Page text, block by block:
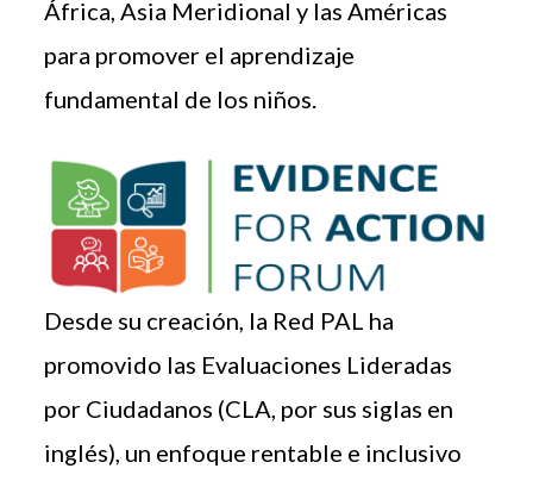
África, Asia Meridional y las Américas
para promover el aprendizaje
fundamental de los niños.
Desde su creación, la Red PAL ha
promovido las Evaluaciones Lideradas
por Ciudadanos (CLA, por sus siglas en
inglés), un enfoque rentable e inclusivo